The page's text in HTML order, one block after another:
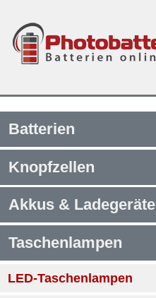
Batterien
Knopfzellen
Akkus & Ladegeräte
Taschenlampen
LED-Taschenlampen